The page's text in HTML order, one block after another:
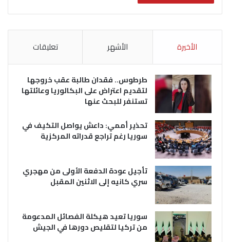
الأخيرة الأشهر تعليقات
طرطوس.. فقدان طالبة عقب خروجها
لتقديم اعتراض على البكالوريا وعائلتها
تستنفر للبحث عنها
تحذير أممي: داعش يواصل التكيف في
سوريا رغم تراجع قدراته المركزية
تأجيل عودة الدفعة الأولى من مهجري
سري كانيه إلى الاثنين المقبل
سوريا تعيد هيكلة الفصائل المدعومة
من تركيا لتقليص دورها في الجيش